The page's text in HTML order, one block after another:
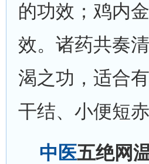
的功效；鸡内
效。诸药共奏
渴之功，适合
干结、小便短
中医五绝网